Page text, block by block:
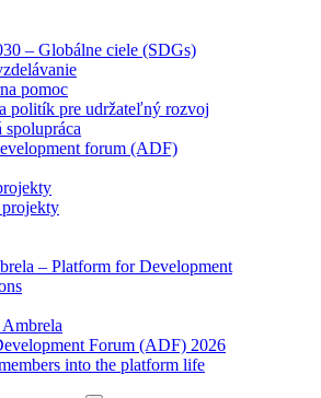
– Globálne ciele (SDGs)
pomoc
politík pre udržateľný rozvoj
forum (ADF)
– Platform for Development
Ambrela
Forum (ADF) 2026
into the platform life